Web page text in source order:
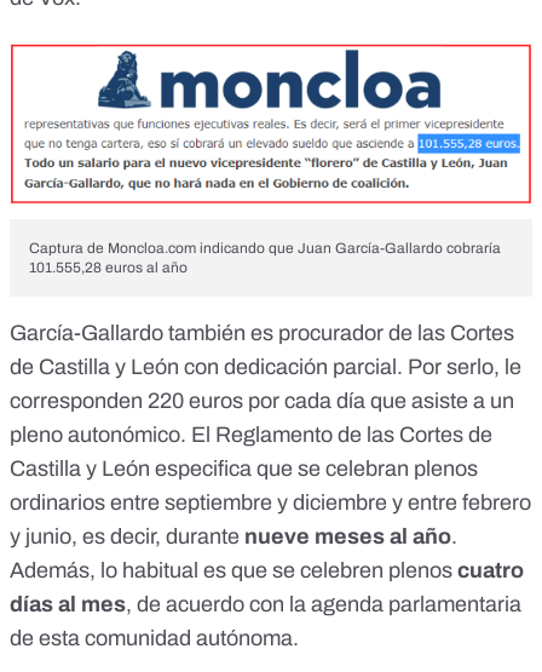
Captura de Moncloa.com indicando que Juan García-Gallardo cobraría
101.555,28 euros al año
García-Gallardo también es procurador de las Cortes
de Castilla y León con dedicación parcial. Por serlo, le
corresponden 220 euros por cada día que asiste a un
pleno autonómico. El Reglamento de las Cortes de
Castilla y León especifica que se celebran plenos
ordinarios entre septiembre y diciembre y entre febrero
y junio, es decir, durante nueve meses al año.
Además, lo habitual es que se celebren plenos cuatro
días al mes, de acuerdo con la agenda parlamentaria
de esta comunidad autónoma.